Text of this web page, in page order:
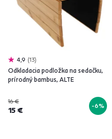
4,9 13
Odkladacia podložka na sedačku,
prírodný bambus, ALTE
16 €
15 € -6%